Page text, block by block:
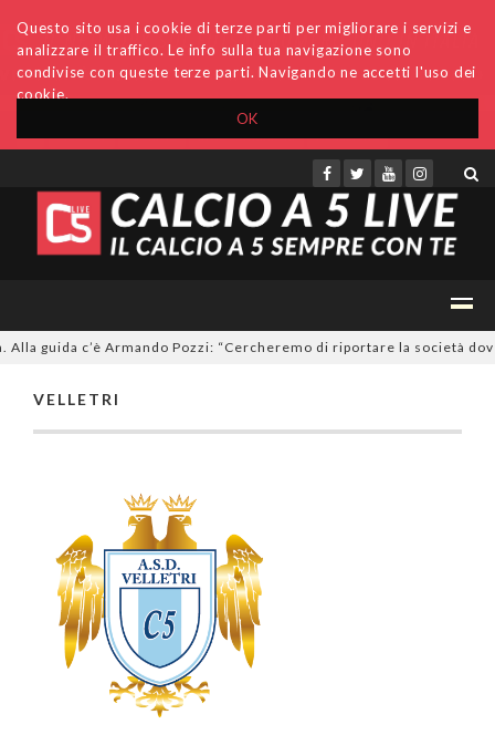
OK
Questo sito usa i cookie di terze parti per migliorare i servizi e
analizzare il traffico. Le info sulla tua navigazione sono
condivise con queste terze parti. Navigando ne accetti l'uso dei
cookie.
Accedi Archivio Invio comunicati Redazione
guida c’è Armando Pozzi: “Cercheremo di riportare la società
VELLETRI